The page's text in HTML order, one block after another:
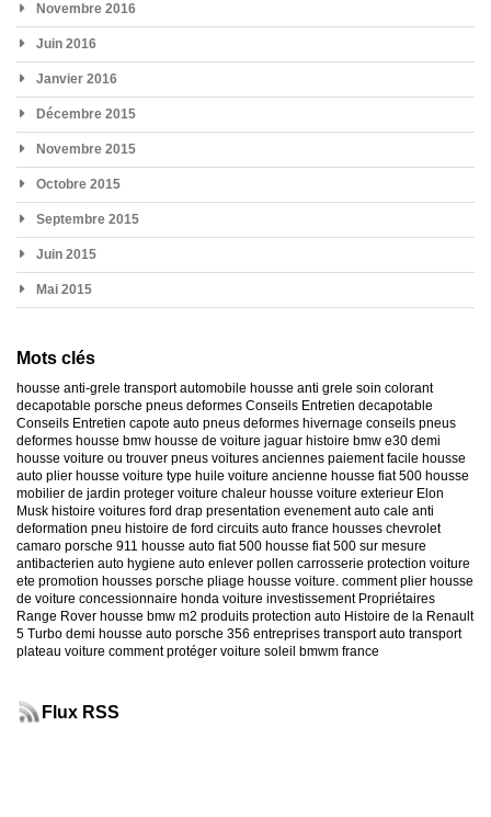
Novembre 2016
Juin 2016
Janvier 2016
Décembre 2015
Novembre 2015
Octobre 2015
Septembre 2015
Juin 2015
Mai 2015
Mots clés
housse anti-grele transport automobile housse anti grele soin colorant
decapotable porsche pneus deformes Conseils Entretien decapotable
Conseils Entretien capote auto pneus deformes hivernage conseils pneus
deformes housse bmw housse de voiture jaguar histoire bmw e30 demi
housse voiture ou trouver pneus voitures anciennes paiement facile housse
auto plier housse voiture type huile voiture ancienne housse fiat 500 housse
mobilier de jardin proteger voiture chaleur housse voiture exterieur Elon
Musk histoire voitures ford drap presentation evenement auto cale anti
deformation pneu histoire de ford circuits auto france housses chevrolet
camaro porsche 911 housse auto fiat 500 housse fiat 500 sur mesure
antibacterien auto hygiene auto enlever pollen carrosserie protection voiture
ete promotion housses porsche pliage housse voiture. comment plier housse
de voiture concessionnaire honda voiture investissement Propriétaires
Range Rover housse bmw m2 produits protection auto Histoire de la Renault
5 Turbo demi housse auto porsche 356 entreprises transport auto transport
plateau voiture comment protéger voiture soleil bmwm france
Flux RSS